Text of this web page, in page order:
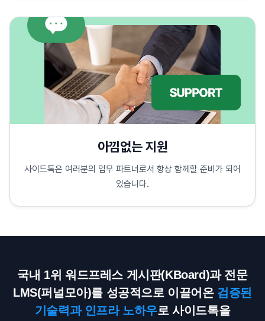
아낌없는 지원
사이드톡은 여러분의 업무 파트너로서 항상 함께할 준비가 되어
있습니다.
국내 1위 워드프레스 게시판(KBoard)과 전문
LMS(퍼널모아)를 성공적으로 이끌어온 검증된
기술력과 인프라 노하우로 사이드톡을